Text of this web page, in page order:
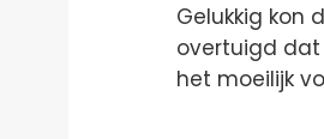
Gelukkig kon
overtuigd dat
het moeilijk